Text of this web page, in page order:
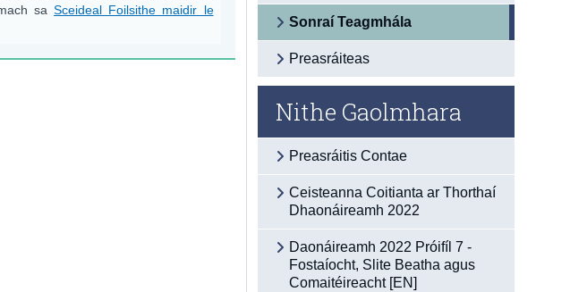
saSceideal Foilsithe maidir le
Sonraí Teagmhála
Preasráiteas
Nithe Gaolmhara
Preasráitis Contae
Ceisteanna Coitianta ar Thorthaí
Dhaonáireamh 2022
Daonáireamh 2022 Próifíl 7 -
Fostaíocht, Slite Beatha agus
Comaitéireacht [EN]